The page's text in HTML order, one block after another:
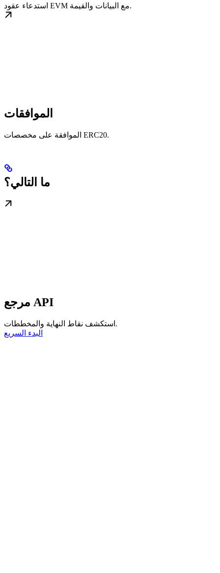
استدعاء عقود EVM مع البيانات والقيمة.
الموافقات
الموافقة على مخصصات ERC20.
ما التالي؟
مرجع API
استكشف نقاط النهاية والمخططات.
البدء السريع